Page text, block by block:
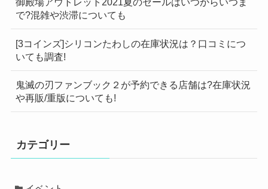
で?混雑や渋滞についても
[3コインズ]シリコンたわしの在庫状況は？口コミにつ
いても調査!
鬼滅の刃ファンブック２が予約できる店舗は?在庫状況
や再販/重版についても!
カテゴリー